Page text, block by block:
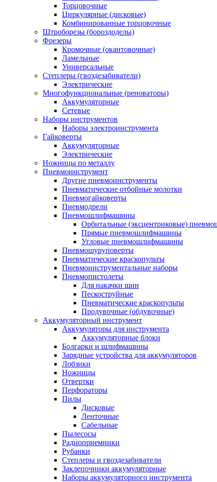
Торцовочные
Циркулярные (дисковые)
Комбинированные торцовочные
Штроборезы (бороздоделы)
Фрезеры
Кромочные (окантовочные)
Ламельные
Универсальные
Степлеры (гвоздезабиватели)
Электрические
Многофункциональные (реноваторы)
Аккумуляторные
Сетевые
Наборы инструментов
Наборы электроинструмента
Гайковерты
Аккумуляторные
Электрические
Ножницы по металлу
Пневмоинструмент
Другие пневмоинструменты
Пневматические отбойные молотки
Пневмогайковерты
Пневмодрели
Пневмошлифмашины
Орбитальные (эксцентриковые)
Прямые пневмошлифмашины
Угловые пневмошлифмашины
Пневмошуруповерты
Пневматические краскопульты
Пневмоинструментальные наборы
Пневмопистолеты
Для накачки шин
Пескоструйные
Пневматические краскопульты
Продувочные (обдувочные)
Аккумуляторный инструмент
Аккумуляторы для инструмента
Аккумуляторные блоки
Болгарки и шлифмашины
Зарядные устройства для аккумуляторов
Лобзики
Ножницы
Отвертки
Перфораторы
Пилы
Дисковые
Ленточные
Сабельные
Пылесосы
Радиоприемники
Рубанки
Степлеры и гвоздезабиватели
Заклепочники аккумуляторные
Наборы аккумуляторного инструмента